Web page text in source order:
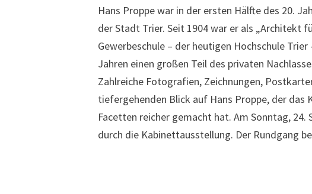
Hans Proppe war in der ersten Hälfte des 20.
der Stadt Trier. Seit 1904 war er als „Architekt
Gewerbeschule – der heutigen Hochschule
Jahren einen großen Teil des privaten
Zahlreiche Fotografien, Zeichnungen,
tiefergehenden Blick auf Hans Proppe, der
Facetten reicher gemacht hat. Am Sonntag,
durch die Kabinettausstellung. Der Rundgang